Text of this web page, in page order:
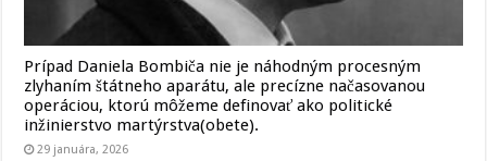
Prípad Daniela Bombiča nie je náhodným procesným
zlyhaním štátneho aparátu, ale precízne načasovanou
operáciou, ktorú môžeme definovať ako politické
inžinierstvo martýrstva(obete).
29 januára, 2026